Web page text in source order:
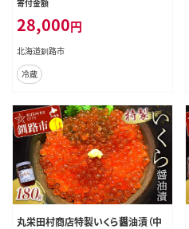
寄付金額
28,000円
北海道釧路市
冷蔵
丸栄田村商店特製いくら醤油漬（中